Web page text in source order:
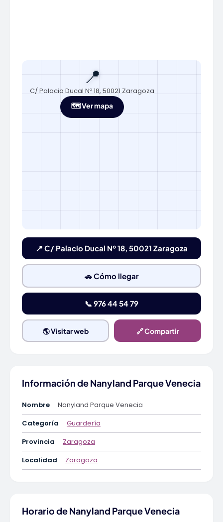
📍
C/ Palacio Ducal Nº 18, 50021 Zaragoza
🗺️ Ver mapa
📍 C/ Palacio Ducal Nº 18, 50021 Zaragoza
🚗 Cómo llegar
📞 976 44 54 79
🌎 Visitar web 🔗 Compartir
Información de Nanyland Parque Venecia
Nombre
Nanyland Parque Venecia
Categoría
Guardería
Provincia
Zaragoza
Localidad
Zaragoza
Horario de Nanyland Parque Venecia